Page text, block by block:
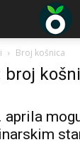
Broj košnica
broj
aprila